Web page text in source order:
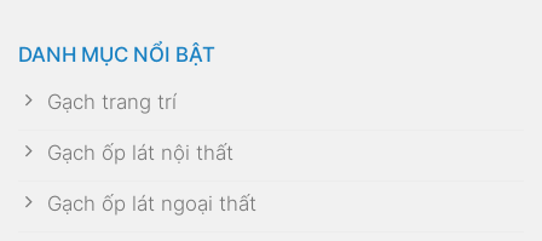
DANH MỤC NỔI BẬT
Gạch trang trí
Gạch ốp lát nội thất
Gạch ốp lát ngoại thất